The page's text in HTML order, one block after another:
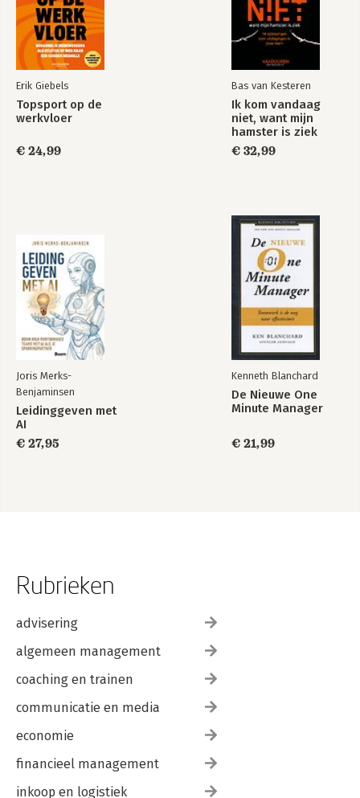
Can Institutional Investors Fix the Governance System?
145(57)
Whose Interests Should Corporations Serve?
Toward a New View of Goals and Governance in the Corporate
Sector
235(40)
323(18)
Index
Erik Giebels
Topsport op de
werkvloer
€ 24,99
Bas van Kesteren
Ik kom vandaag
niet, want mijn
hamster is ziek
€ 32,99
Joris Merks-
Benjaminsen
Leidinggeven met
AI
€ 27,95
Kenneth Blanchard
De Nieuwe One
Minute Manager
€ 21,99
Rubrieken
advisering
algemeen management
coaching en trainen
communicatie en media
economie
financieel management
inkoop en logistiek